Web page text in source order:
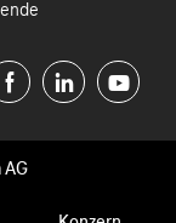
facebooklinkedinyoutube